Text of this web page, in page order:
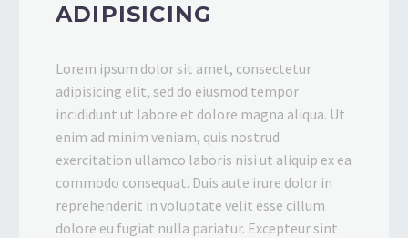
ADIPISICING
Lorem ipsum dolor sit amet, consectetur
adipisicing elit, sed do eiusmod tempor
incididunt ut labore et dolore magna aliqua. Ut
enim ad minim veniam, quis nostrud
exercitation ullamco laboris nisi ut aliquip ex ea
commodo consequat. Duis aute irure dolor in
reprehenderit in voluptate velit esse cillum
dolore eu fugiat nulla pariatur. Excepteur sint